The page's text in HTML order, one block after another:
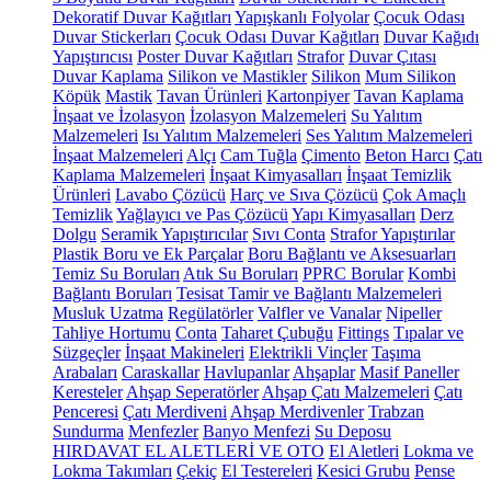
Dekoratif Duvar Kağıtları Yapışkanlı Folyolar Çocuk Odası
Duvar Stickerları Çocuk Odası Duvar Kağıtları Duvar Kağıdı
Yapıştırıcısı Poster Duvar Kağıtları Strafor Duvar Çıtası
Duvar Kaplama Silikon ve Mastikler Silikon Mum Silikon
Köpük Mastik Tavan Ürünleri Kartonpiyer Tavan Kaplama
İnşaat ve İzolasyon İzolasyon Malzemeleri Su Yalıtım
Malzemeleri Isı Yalıtım Malzemeleri Ses Yalıtım Malzemeleri
İnşaat Malzemeleri Alçı Cam Tuğla Çimento Beton Harcı Çatı
Kaplama Malzemeleri İnşaat Kimyasalları İnşaat Temizlik
Ürünleri Lavabo Çözücü Harç ve Sıva Çözücü Çok Amaçlı
TemizlikYağlayıcı ve Pas Çözücü Yapı Kimyasalları Derz
Dolgu Seramik Yapıştırıcılar Sıvı Conta Strafor Yapıştırılar
Plastik Boru ve Ek Parçalar Boru Bağlantı ve Aksesuarları
Temiz Su Boruları Atık Su Boruları PPRC Borular Kombi
Bağlantı Boruları Tesisat Tamir ve Bağlantı Malzemeleri
Musluk Uzatma Regülatörler Valfler ve Vanalar Nipeller
Tahliye Hortumu Conta Taharet Çubuğu Fittings Tıpalar ve
Süzgeçler İnşaat Makineleri Elektrikli Vinçler Taşıma
Arabaları Caraskallar Havlupanlar Ahşaplar Masif Paneller
Keresteler Ahşap Seperatörler Ahşap Çatı Malzemeleri Çatı
Penceresi Çatı Merdiveni Ahşap Merdivenler Trabzan
Sundurma Menfezler Banyo Menfezi Su Deposu
HIRDAVAT EL ALETLERİ VE OTO El Aletleri Lokma ve
Lokma Takımları Çekiç El Testereleri Kesici Grubu Pense